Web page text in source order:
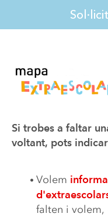
Si trobes a faltar
voltant, pots
Volem
falten i volem,